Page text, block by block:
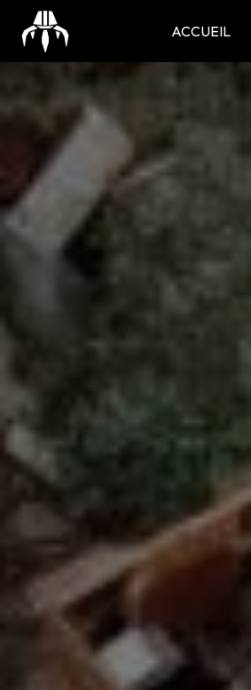
ACCUEIL
Panneau de gestion des cookies